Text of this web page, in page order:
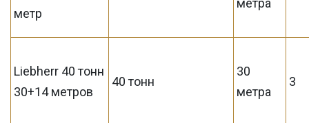
метр
метра
Liebherr 40 тонн
30+14 метров
40 тонн
30
метра
3